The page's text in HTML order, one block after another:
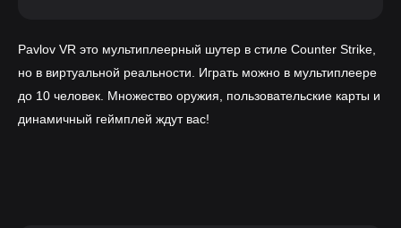
Pavlov VR это мультиплеерный шутер в стиле Counter Strike,
но в виртуальной реальности. Играть можно в мультиплеере
до 10 человек. Множество оружия, пользовательские карты и
динамичный геймплей ждут вас!